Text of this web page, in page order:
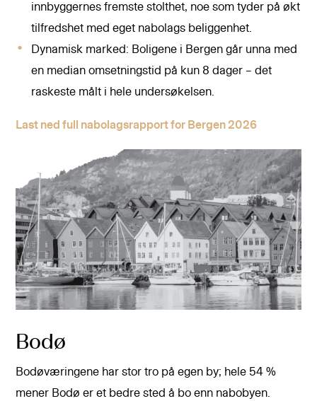
innbyggernes fremste stolthet, noe som tyder på økt
tilfredshet med eget nabolags beliggenhet.
Dynamisk marked: Boligene i Bergen går unna med
en median omsetningstid på kun 8 dager – det
raskeste målt i hele undersøkelsen.
Last ned full nabolagsrapport for Bergen 2026
Bodø
Bodøværingene har stor tro på egen by; hele 54 %
mener Bodø er et bedre sted å bo enn nabobyen.